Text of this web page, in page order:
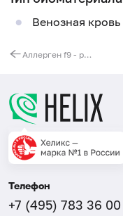
Венозная кровь
Аллерген f9 - рис, IgE
Телефон
+7 (495) 783 36 00